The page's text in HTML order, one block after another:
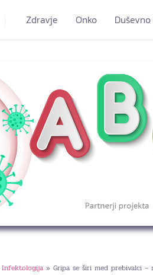
Zdravje Onko
Infektologija » Gripa se širi med prebivalci